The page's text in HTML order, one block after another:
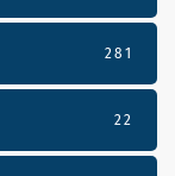
281
22